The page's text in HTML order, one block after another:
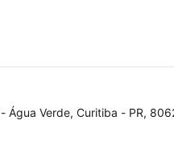
Água Verde, Curitiba - PR,